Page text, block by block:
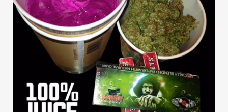
Cover Story
Publicidad
Contacto
Aviso Legal
© 2015-2022 UMOMAG. PROPIEDAD DE UMO agency. TODOS LOS
DERECHOS RESERVADOS.